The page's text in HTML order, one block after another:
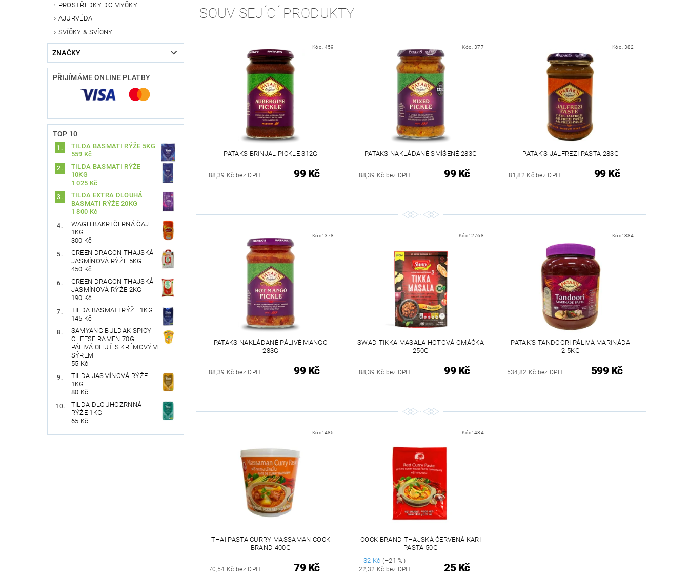
PROSTŘEDKY DO MYČKY
AJURVÉDA
SVÍČKY & SVÍCNY
ZNAČKY
PŘIJÍMÁME ONLINE PLATBY
TOP 10
TILDA BASMATI RÝŽE 5KG
559 Kč
TILDA BASMATI RÝŽE
10KG
1 025 Kč
TILDA EXTRA DLOUHÁ
BASMATI RÝŽE 20KG
1 800 Kč
WAGH BAKRI ČERNÁ ČAJ
1KG
300 Kč
GREEN DRAGON THAJSKÁ
JASMÍNOVÁ RÝŽE 5KG
450 Kč
GREEN DRAGON THAJSKÁ
JASMÍNOVÁ RÝŽE 2KG
190 Kč
TILDA BASMATI RÝŽE 1KG
145 Kč
SAMYANG BULDAK SPICY
CHEESE RAMEN 70G –
PÁLIVÁ CHUŤ S KRÉMOVÝM
SÝREM
55 Kč
TILDA JASMÍNOVÁ RÝŽE
1KG
80 Kč
TILDA DLOUHOZRNNÁ
RÝŽE 1KG
65 Kč
SOUVISEJÍCÍ PRODUKTY
Kód: 459
PATAKS BRINJAL PICKLE 312G
88,39 Kč bez DPH 99 Kč
Kód:377
PATAKS NAKLÁDANÉ SMÍŠENÉ 283G
88,39 Kč bez DPH 99 Kč
Kód: 382
PATAK'S JALFREZI PASTA 283G
81,82 Kč bez DPH 99 Kč
Kód: 378
PATAKS NAKLÁDANÉ PÁLIVÉ MANGO
283G
88,39 Kč bez DPH 99 Kč
Kód: 2768
SWAD TIKKA MASALA HOTOVÁ OMÁČKA
250G
88,39 Kč bez DPH 99 Kč
Kód: 384
PATAK'S TANDOORI PÁLIVÁ MARINÁDA
2.5KG
534,82 Kč bez DPH 599 Kč
Kód: 485
THAI PASTA CURRY MASSAMAN COCK
BRAND 400G
70,54 Kč bez DPH 79 Kč
Kód:484
COCK BRAND THAJSKÁ ČERVENÁ KARI
PASTA 50G
32 Kč(–21 %)
22,32 Kč bez DPH 25 Kč